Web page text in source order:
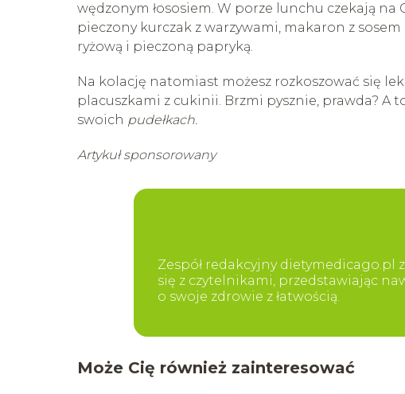
wędzonym łososiem. W porze lunchu czekają
pieczony kurczak z warzywami, makaron z
ryżową i pieczoną papryką.
Na kolację natomiast możesz rozkoszować się
placuszkami z cukinii. Brzmi pysznie, prawda? A
swoich pudełkach.
Artykuł sponsorowany
Zespół redakcyjny dietymedicago.pl
się z czytelnikami, przedstawiając
o swoje zdrowie z łatwością.
Może Cię również zainteresować